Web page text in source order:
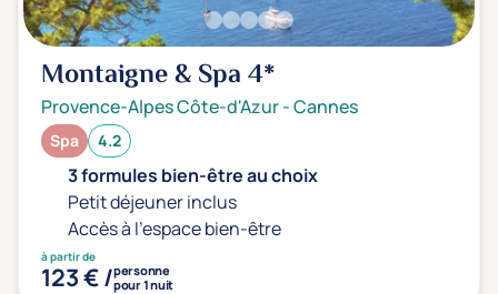
Montaigne & Spa4*
Provence-Alpes Côte-d'Azur-Cannes
Spa 4.2
3 formules bien-être au choix
Petit déjeuner inclus
Accès à l'espace bien-être
à partir de
123 € /personne
pour 1 nuit